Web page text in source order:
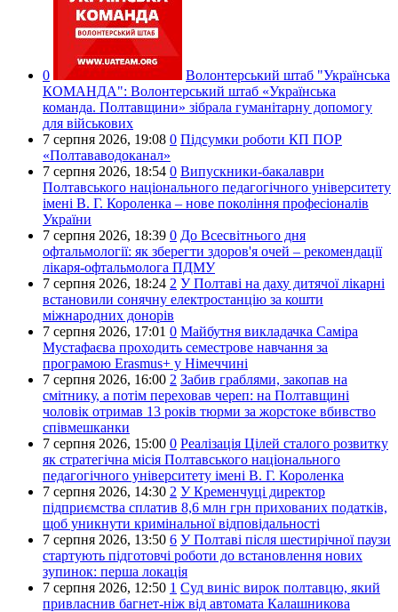
0
Волонтерський штаб "Українська
КОМАНДА": Волонтерський штаб «Українська
команда. Полтавщини» зібрала гуманітарну допомогу
для військових
7 серпня 2026, 19:08 0 Підсумки роботи КП ПОР
«Полтававодоканал»
7 серпня 2026, 18:54 0 Випускники-бакалаври
Полтавського національного педагогічного університету
імені В. Г. Короленка – нове покоління професіоналів
України
7 серпня 2026, 18:39 0 До Всесвітнього дня
офтальмології: як зберегти здоров'я очей – рекомендації
лікаря-офтальмолога ПДМУ
7 серпня 2026, 18:24 2 У Полтаві на даху дитячої лікарні
встановили сонячну електростанцію за кошти
міжнародних донорів
7 серпня 2026, 17:01 0 Майбутня викладачка Саміра
Мустафаєва проходить семестрове навчання за
програмою Erasmus+ у Німеччині
7 серпня 2026, 16:00 2 Забив граблями, закопав на
смітнику, а потім переховав череп: на Полтавщині
чоловік отримав 13 років тюрми за жорстоке вбивство
співмешканки
7 серпня 2026, 15:00 0 Реалізація Цілей сталого розвитку
як стратегічна місія Полтавського національного
педагогічного університету імені В. Г. Короленка
7 серпня 2026, 14:30 2 У Кременчуці директор
підприємства сплатив 8,6 млн грн прихованих податків,
щоб уникнути кримінальної відповідальності
7 серпня 2026, 13:50 6 У Полтаві після шестирічної паузи
стартують підготовчі роботи до встановлення нових
зупинок: перша локація
7 серпня 2026, 12:50 1 Суд виніс вирок полтавцю, який
привласнив багнет-ніж від автомата Калашникова